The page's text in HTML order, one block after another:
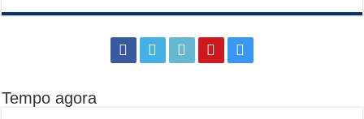
Tempo agora